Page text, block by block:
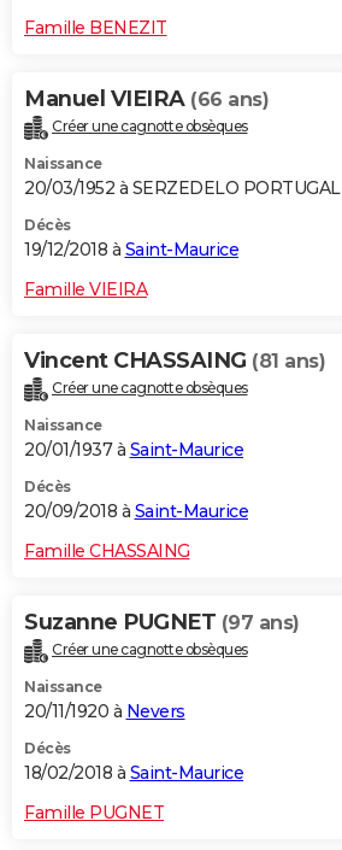
Famille BENEZIT
Manuel VIEIRA (66 ans)
Créer une cagnotte obsèques
Naissance
20/03/1952 à SERZEDELO PORTUGAL
Décès
19/12/2018 à Saint-Maurice
Famille VIEIRA
Vincent CHASSAING (81 ans)
Créer une cagnotte obsèques
Naissance
20/01/1937 à Saint-Maurice
Décès
20/09/2018 à Saint-Maurice
Famille CHASSAING
Suzanne PUGNET (97 ans)
Créer une cagnotte obsèques
Naissance
20/11/1920 à Nevers
Décès
18/02/2018 à Saint-Maurice
Famille PUGNET